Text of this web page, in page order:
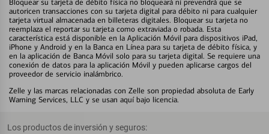
Bloquear su tarjeta de débito física no bloqueará ni prevendrá que se
autoricen transacciones con su tarjeta digital para débito ni para cualquier
tarjeta virtual almacenada en billeteras digitales. Bloquear su tarjeta no
reemplaza el reportar su tarjeta como extraviada o robada. Esta
característica está disponible en la Aplicación Móvil para dispositivos iPad,
iPhone y Android y en la Banca en Línea para su tarjeta de débito física, y
en la aplicación de Banca Móvil solo para su tarjeta digital. Se requiere una
conexión de datos para la aplicación Móvil y pueden aplicarse cargos del
proveedor de servicio inalámbrico.
Zelle y las marcas relacionadas con Zelle son propiedad absoluta de Early
Warning Services, LLC y se usan aquí bajo licencia.
Los productos de inversión y seguros: